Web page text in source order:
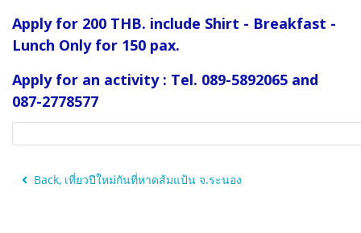
Apply for 200 THB. include Shirt - Breakfast -
Lunch Only for 150 pax.
Apply for an activity : Tel. 089-5892065 and
087-2778577
Back, เที่ยวปีใหม่กันที่หาดส้มแป้น จ.ระนอง